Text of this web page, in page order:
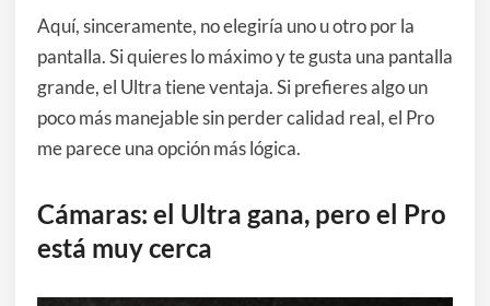
Aquí, sinceramente, no elegiría uno u otro por la
pantalla. Si quieres lo máximo y te gusta una pantalla
grande, el Ultra tiene ventaja. Si prefieres algo un
poco más manejable sin perder calidad real, el Pro
me parece una opción más lógica.
Cámaras: el Ultra gana, pero el Pro
está muy cerca